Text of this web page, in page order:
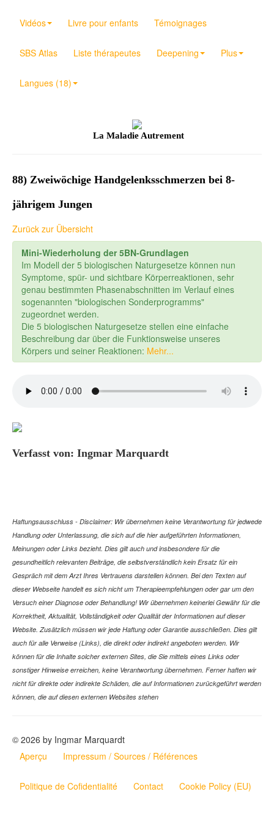
Vidéos Livre pour enfants Témoignages
SBS Atlas Liste thérapeutes Deepening Plus
Langues (18)
La Maladie Autrement
88) Zweiwöchige Handgelenksschmerzen bei 8-
jährigem Jungen
Zurück zur Übersicht
Mini-Wiederholung der 5BN-Grundlagen
Im Modell der 5 biologischen Naturgesetze können nun
Symptome, spür- und sichtbare Körperreaktionen, sehr
genau bestimmten Phasenabschnitten im Verlauf eines
sogenannten "biologischen Sonderprogramms"
zugeordnet werden.
Die 5 biologischen Naturgesetze stellen eine einfache
Beschreibung dar über die Funktionsweise unseres
Körpers und seiner Reaktionen: Mehr...
Verfasst von: Ingmar Marquardt
Haftungsausschluss - Disclaimer: Wir übernehmen keine Verantwortung für jedwede
Handlung oder Unterlassung, die sich auf die hier aufgeführten Informationen,
Meinungen oder Links bezieht. Dies gilt auch und insbesondere für die
gesundheitlich relevanten Beiträge, die selbstverständlich kein Ersatz für ein
Gespräch mit dem Arzt Ihres Vertrauens darstellen können. Bei den Texten auf
dieser Webseite handelt es sich nicht um Therapieempfehlungen oder gar um den
Versuch einer Diagnose oder Behandlung! Wir übernehmen keinerlei Gewähr für die
Korrektheit, Aktualität, Vollständigkeit oder Qualität der Informationen auf dieser
Website. Zusätzlich müssen wir jede Haftung oder Garantie ausschließen. Dies gilt
auch für alle Verweise (Links), die direkt oder indirekt angeboten werden. Wir
können für die Inhalte solcher externen Sites, die Sie mittels eines Links oder
sonstiger Hinweise erreichen, keine Verantwortung übernehmen. Ferner haften wir
nicht für direkte oder indirekte Schäden, die auf Informationen zurückgeführt werden
können, die auf diesen externen Websites stehen
© 2026 by Ingmar Marquardt
Aperçu
Impressum / Sources / Références
Politique de Cofidentialité Contact Cookie Policy (EU)